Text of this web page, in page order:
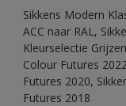
Sikkens Modern
ACC naar RAL,
Kleurselectie
Colour Futures
Futures 2020,
Futures 2018